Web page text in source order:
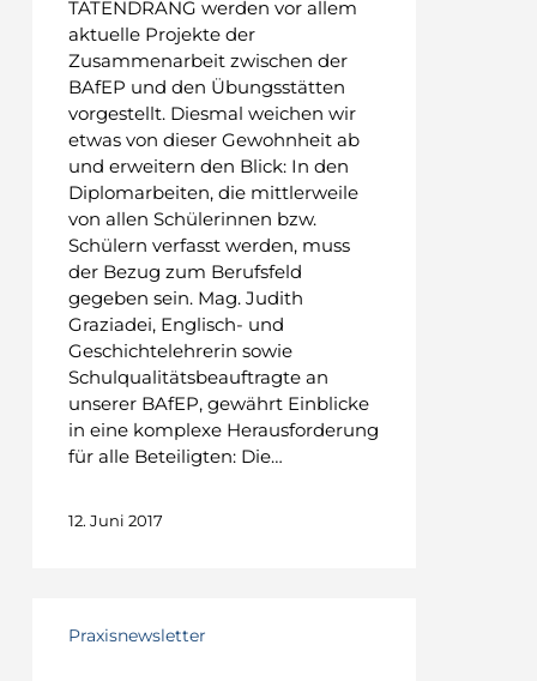
TATENDRANG werden vor allem
aktuelle Projekte der
Zusammenarbeit zwischen der
BAfEP und den Übungsstätten
vorgestellt. Diesmal weichen wir
etwas von dieser Gewohnheit ab
und erweitern den Blick: In den
Diplomarbeiten, die mittlerweile
von allen Schülerinnen bzw.
Schülern verfasst werden, muss
der Bezug zum Berufsfeld
gegeben sein. Mag. Judith
Graziadei, Englisch- und
Geschichtelehrerin sowie
Schulqualitätsbeauftragte an
unserer BAfEP, gewährt Einblicke
in eine komplexe Herausforderung
für alle Beteiligten: Die…
12. Juni 2017
„Erzählt
Praxisnewsletter